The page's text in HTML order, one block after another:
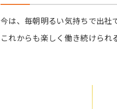
今は、毎朝明るい気持ちで出社
これからも楽しく働き続けら